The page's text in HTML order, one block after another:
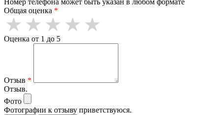
Номер телефона может быть указан в любом формате
Общая оценка *
Оценка от 1 до 5
Отзыв *
Отзыв.
Фото
Фотографии к отзыву приветствуюся.